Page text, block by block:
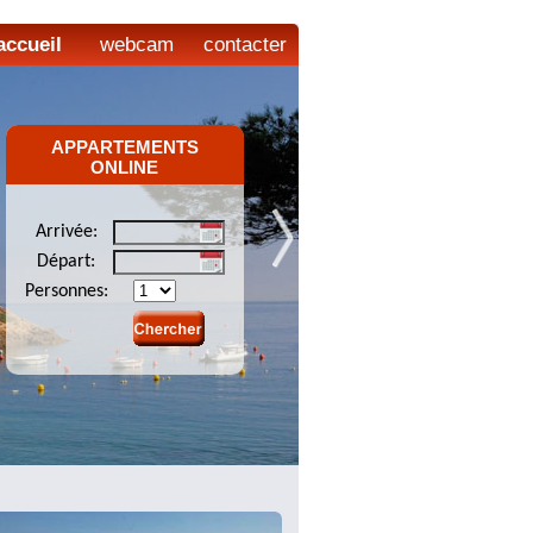
webcam contacter
APPARTEMENTS
ONLINE
Arrivée:
Départ:
Personnes: